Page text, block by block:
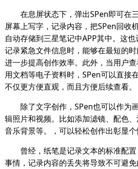
在息屏状态下，弹出SPen即可在
屏幕上写字，记录内容，把SPen回收
自动存储到三星笔记中APP其中。这
记录紧急文件信息时，能够在最短的时
进一步提高创作效率。此外，当用户
用文档等电子资料时，SPen可以直接
不仅更方便直观，而且方便后续查看。
除了文字创作，SPen也可以作为
辑照片和视频。比如添加滤镜、配色、
音乐背景等。，可以轻松创作出彰显个
曾经，纸笔是记录文本的标准配置
事情，记录内容的丢失将导致不可避